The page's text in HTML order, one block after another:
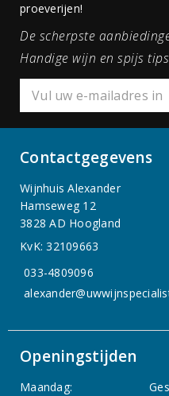
proeverijen!
De scherpste
Handige wijn en spijs tips
Contactgegevens
Wijnhuis Alexander
Hamseweg 12
3828 AD Hoogland
KvK: 32109663
033-4809096
Openingstijden
Maandag: